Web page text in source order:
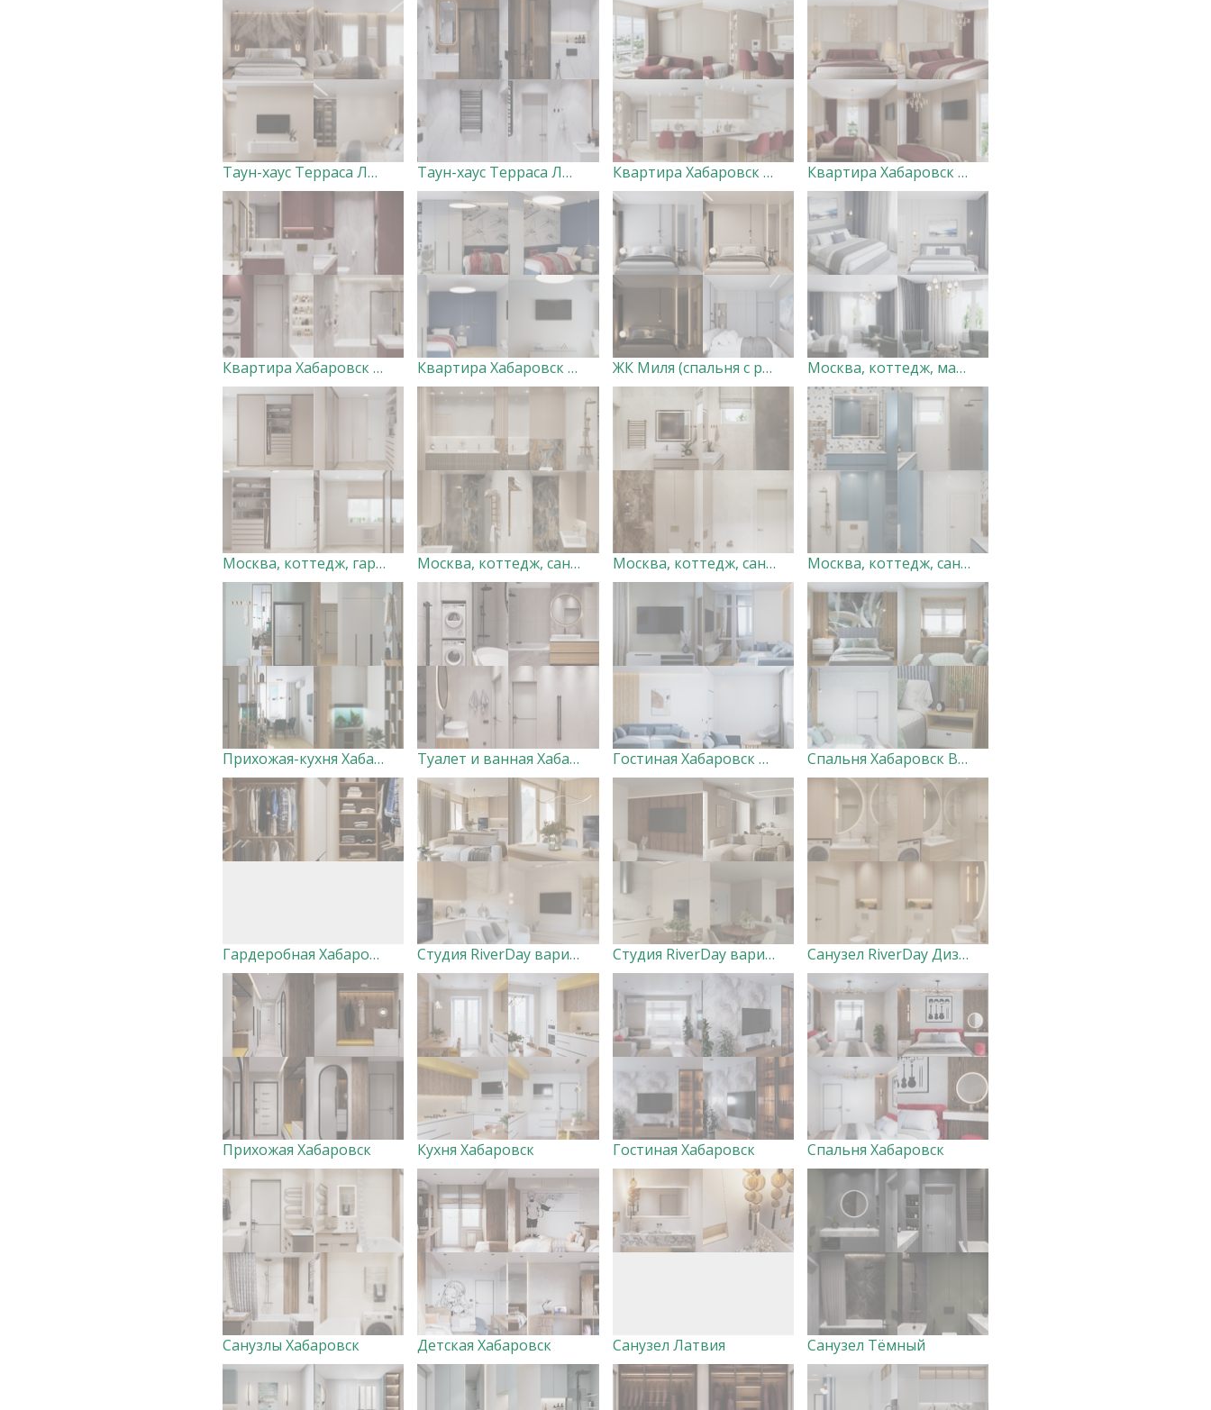
Таун-хаус Терраса Лофт 2 этаж Таун-хаус Терраса Лофт Санузлы Квартира Хабаровск (кухня-гостиная и холл) Квартира Хабаровск (мастер-спальня с санузлом и гардеробной)
Квартира Хабаровск (санузел) Квартира Хабаровск (детская для мальчика) ЖК Миля (спальня с разными сценариями освещения) Москва, коттедж, мастер-спальня. Дизайн-студия "Very Peri"
Москва, коттедж, гардеробная. Дизайн-студия "Very Peri" Москва, коттедж, санузел 2. Дизайн-студия "Very Peri" Москва, коттедж, санузел 1. Дизайн-студия "Very Peri" Москва, коттедж, санузел 3. Дизайн-студия "Very Peri"
Прихожая-кухня Хабаровск Вершины. Дизайнер Ксения Добровольская Туалет и ванная Хабаровск Вершины. Дизайнер Ксения Добровольская Гостиная Хабаровск Вершины. Дизайнер Ксения Добровольская Спальня Хабаровск Вершины. Дизайнер Ксения Добровольская
Гардеробная Хабаровск Вершины. Дизайнер Ксения Добровольская Студия RiverDay вариант 1 Дизайнер Маргарита Оглуздина Студия RiverDay вариант 2 Дизайнер Маргарита Оглуздина Санузел RiverDay Дизайнер Маргарита Оглуздина
Прихожая Хабаровск Кухня Хабаровск Гостиная Хабаровск Спальня Хабаровск
Санузлы Хабаровск Детская Хабаровск Санузел Латвия Санузел Тёмный